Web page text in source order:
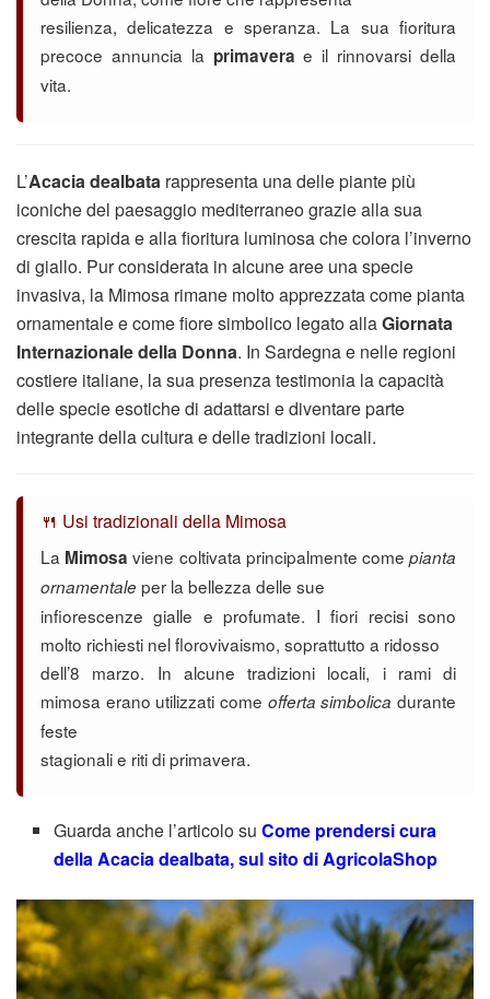
resilienza, delicatezza e speranza. La sua fioritura
precoce annuncia la primavera e il rinnovarsi della
vita.
L’Acacia dealbata rappresenta una delle piante più
iconiche del paesaggio mediterraneo grazie alla sua
crescita rapida e alla fioritura luminosa che colora l’inverno
di giallo. Pur considerata in alcune aree una specie
invasiva, la Mimosa rimane molto apprezzata come pianta
ornamentale e come fiore simbolico legato allaGiornata
Internazionale della Donna. In Sardegna e nelle regioni
costiere italiane, la sua presenza testimonia la capacità
delle specie esotiche di adattarsi e diventare parte
integrante della cultura e delle tradizioni locali.
🍴 Usi tradizionali della Mimosa
La Mimosa viene coltivata principalmente comepianta
ornamentale per la bellezza delle sue
infiorescenze gialle e profumate. I fiori recisi sono
molto richiesti nel florovivaismo, soprattutto a ridosso
dell’8 marzo. In alcune tradizioni locali, i rami di
mimosa erano utilizzati come offerta simbolica durante
feste
stagionali e riti di primavera.
Guarda anche l’articolo suCome prendersi cura
della Acacia dealbata, sul sito di AgricolaShop